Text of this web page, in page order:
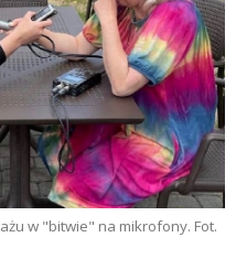
w "bitwie" na mikrofony. Fot.